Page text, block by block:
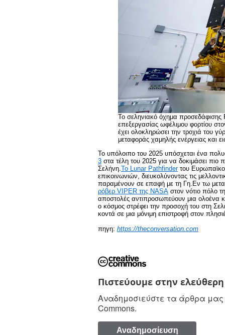
Το σεληνιακό όχημα προσεδάφισης
επεξεργασίας ωφέλιμου φορτίου
έχει ολοκληρώσει την τροχιά του
μεταφοράς χαμηλής ενέργειας και
Το υπόλοιπο του 2025 υπόσχεται ένα
3 στα τέλη του 2025 για να δοκιμάσει πιο
Σελήνη. Το Lunar Pathfinderτου
επικοινωνιών, διευκολύνοντας τις
παραμένουν σε επαφή με τη Γη.Εν τω
ρόβερ VIPER της NASA στον νότιο πόλο
αποστολές αντιπροσωπεύουν μια ολοένα
ο κόσμος στρέφει την προσοχή του στη
κοντά σε μια μόνιμη επιστροφή στον
πηγη: https://theconversation.com
Πιστεύουμε στην
Αναδημοσιεύστε τα άρθρα
Commons.
Αναδημοσίευση